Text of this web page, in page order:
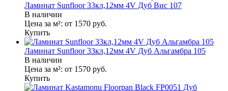
Ламинат Sunfloor 33кл,12мм 4V Дуб Вис 107
В наличии
Цена за м²: от 1570 руб.
Купить
Ламинат Sunfloor 33кл,12мм 4V Дуб Альгамбра 105
В наличии
Цена за м²: от 1570 руб.
Купить